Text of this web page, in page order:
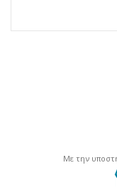
Με την